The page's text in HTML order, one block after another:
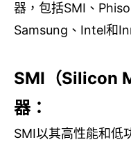
器，包括SMI 、
Samsung 、 Intel和
SMI （Silicon
器：
SMI以其高性能和低